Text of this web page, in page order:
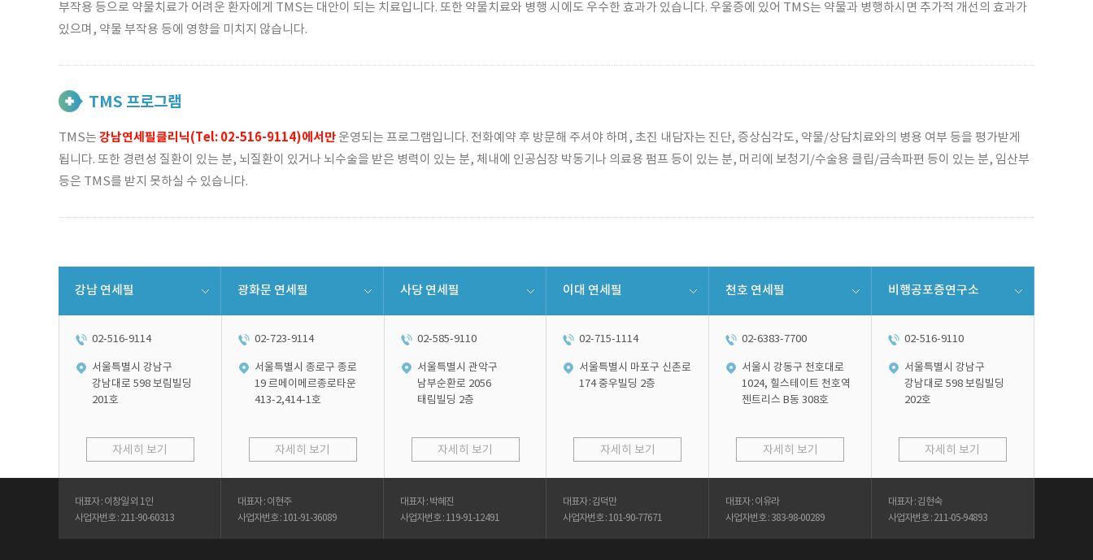
부작용 등으로 약물치료가 어려운 환자에게 TMS는 대안이 되는 치료입니다. 또한 약물치료와 병행 시에도 우수한 효과가 있습니다. 우울증에 있어 TMS는 약물과 병행하시면 추가적 개선의 효과가
있으며, 약물 부작용 등에 영향을 미치지 않습니다.
TMS 프로그램
TMS는 강남연세필클리닉(Tel: 02-516-9114)에서만운영되는 프로그램입니다. 전화예약 후 방문해 주셔야 하며, 초진 내담자는 진단, 증상심각도, 약물/상담치료와의 병용 여부 등을 평가받게
됩니다. 또한 경련성 질환이 있는 분, 뇌질환이 있거나 뇌수술을 받은 병력이 있는 분, 체내에 인공심장 박동기나 의료용 펌프 등이 있는 분, 머리에 보청기/수술용 클립/금속파편 등이 있는 분, 임산부
등은 TMS를 받지 못하실 수 있습니다.
강남 연세필 광화문 연세필 사당 연세필 이대 연세필 천호 연세필 비행공포증연구소
02-516-9114
서울특별시 강남구
강남대로 598 보림빌딩
201호
자세히 보기
02-723-9114
서울특별시 종로구 종로
19 르메이메르종로타운
413-2,414-1호
자세히 보기
02-585-9110
서울특별시 관악구
남부순환로 2056
태림빌딩 2층
자세히 보기
02-715-1114
서울특별시 마포구 신촌로
174 중우빌딩 2층
자세히 보기
02-6383-7700
서울시 강동구 천호대로
1024, 힐스테이트 천호역
젠트리스 B동 308호
자세히 보기
02-516-9110
서울특별시 강남구
강남대로 598 보림빌딩
202호
자세히 보기
대표자 : 이창일 외 1인
사업자번호 : 211-90-60313
대표자 : 이현주
사업자번호 : 101-91-36089
대표자 : 박혜진
사업자번호 : 119-91-12491
대표자 : 김덕만
사업자번호 : 101-90-77671
대표자 : 이유라
사업자번호 : 383-98-00289
대표자 : 김현숙
사업자번호 : 211-05-94893